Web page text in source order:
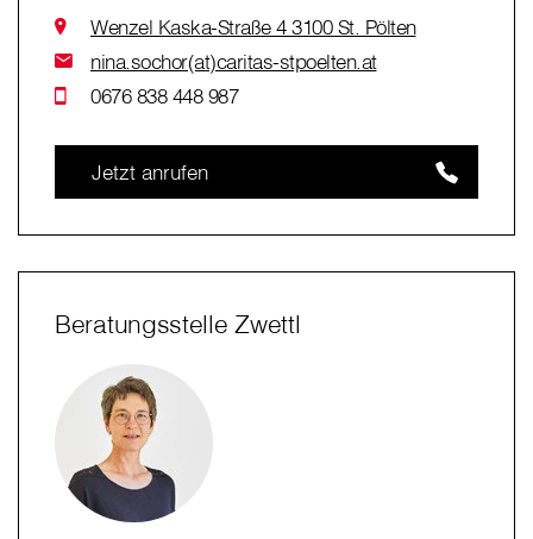
Wenzel Kaska-Straße 4 3100 St. Pölten
nina.sochor(at)caritas-stpoelten.at
0676 838 448 987
Jetzt anrufen
Beratungsstelle Zwettl